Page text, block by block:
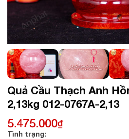
Quả Cầu Thạch Anh
2,13kg 012-0767A-2,13
5.475.000₫
Tình trạng: